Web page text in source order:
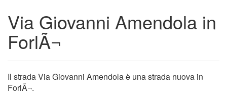
Via Giovanni Amendola in
ForlÃ¬
Il strada Via Giovanni Amendola è una strada nuova in
ForlÃ¬.